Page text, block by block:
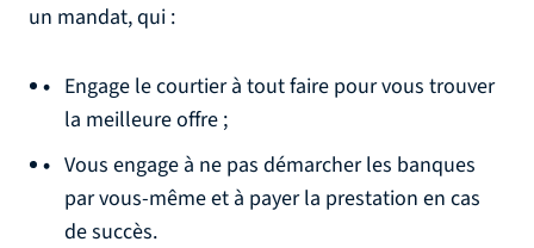
un mandat, qui :
Engage le courtier à tout faire pour vous trouver
la meilleure offre ;
Vous engage à ne pas démarcher les banques
par vous-même et à payer la prestation en cas
de succès.